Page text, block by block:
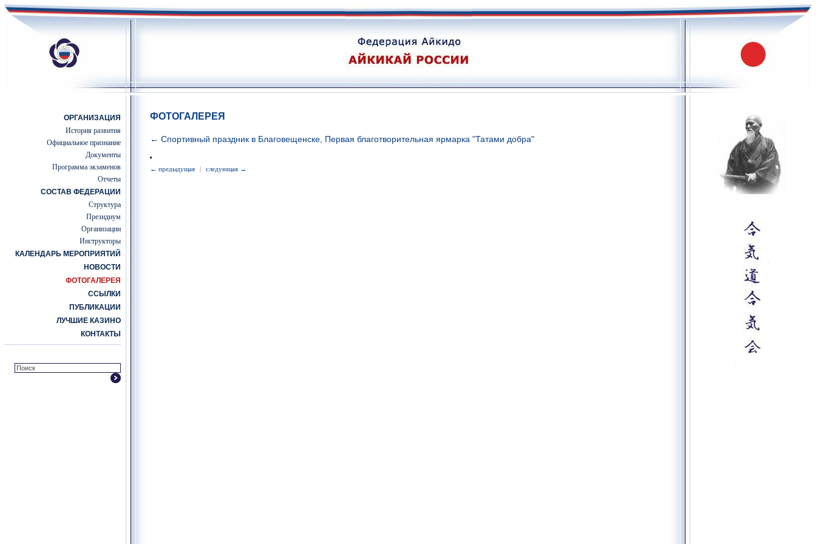
ОРГАНИЗАЦИЯ
История развития
Официальное признание
Документы
Программа экзаменов
Отчеты
СОСТАВ ФЕДЕРАЦИИ
Структура
Президиум
Организации
Инструкторы
КАЛЕНДАРЬ МЕРОПРИЯТИЙ
НОВОСТИ
ФОТОГАЛЕРЕЯ
ССЫЛКИ
ПУБЛИКАЦИИ
ЛУЧШИЕ КАЗИНО
КОНТАКТЫ
ФОТОГАЛЕРЕЯ
← Спортивный праздник в Благовещенске, Первая благотворительная ярмарка "Татами добра"
← предыдущая | следующая →